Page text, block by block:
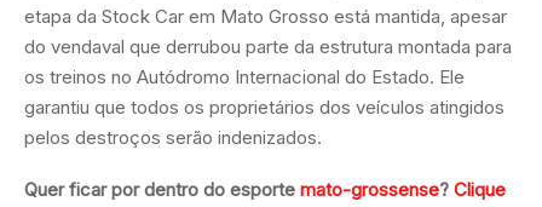
etapa da Stock Car em Mato Grosso está mantida, apesar
do vendaval que derrubou parte da estrutura montada para
os treinos no Autódromo Internacional do Estado. Ele
garantiu que todos os proprietários dos veículos atingidos
pelos destroços serão indenizados.
Quer ficar por dentro do esporte mato-grossense? Clique